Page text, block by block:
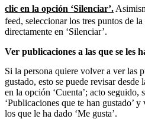
clic en la opción ‘Silenciar’.
feed, seleccionar los tres puntos de
directamente en ‘Silenciar’.
Ver publicaciones a las que se les
Si la persona quiere volver a ver las
gustado, esto se puede revisar
en la opción ‘Cuenta’; acto seguido,
‘Publicaciones que te han gustado’
los que le ha dado ‘Me gusta’.